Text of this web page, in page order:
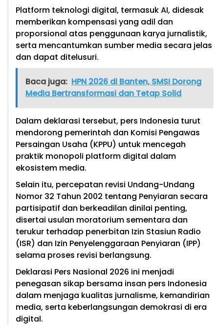
Platform teknologi digital, termasuk AI, didesak
memberikan kompensasi yang adil dan
proporsional atas penggunaan karya jurnalistik,
serta mencantumkan sumber media secara jelas
dan dapat ditelusuri.
Baca juga: HPN 2026 di Banten, SMSI Dorong
Media Bertransformasi dan Tetap Solid
Dalam deklarasi tersebut, pers Indonesia turut
mendorong pemerintah dan Komisi Pengawas
Persaingan Usaha (KPPU) untuk mencegah
praktik monopoli platform digital dalam
ekosistem media.
Selain itu, percepatan revisi Undang-Undang
Nomor 32 Tahun 2002 tentang Penyiaran secara
partisipatif dan berkeadilan dinilai penting,
disertai usulan moratorium sementara dan
terukur terhadap penerbitan Izin Stasiun Radio
(ISR) dan Izin Penyelenggaraan Penyiaran (IPP)
selama proses revisi berlangsung.
Deklarasi Pers Nasional 2026 ini menjadi
penegasan sikap bersama insan pers Indonesia
dalam menjaga kualitas jurnalisme, kemandirian
media, serta keberlangsungan demokrasi di era
digital.